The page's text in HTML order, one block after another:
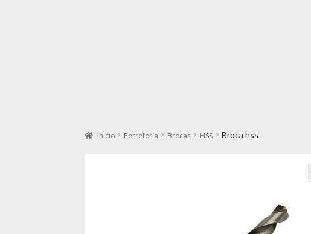
Inicio Ferretería Brocas HSS Broca hss